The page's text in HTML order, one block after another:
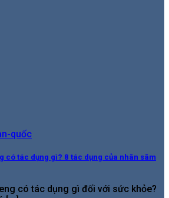
có tác dụng gì? 8 tác dụng của nhân sâm
có tác dụng gì đối với sức khỏe?